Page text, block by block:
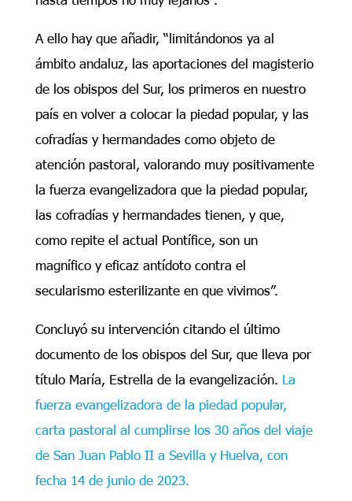
A ello hay que añadir, “limitándonos ya al
ámbito andaluz, las aportaciones del magisterio
de los obispos del Sur, los primeros en nuestro
país en volver a colocar la piedad popular, y las
cofradías y hermandades como objeto de
atención pastoral, valorando muy positivamente
la fuerza evangelizadora que la piedad popular,
las cofradías y hermandades tienen, y que,
como repite el actual Pontífice, son un
magnífico y eficaz antídoto contra el
secularismo esterilizante en que vivimos”.
Concluyó su intervención citando el último
documento de los obispos del Sur, que lleva por
título María, Estrella de la evangelización. La
fuerza evangelizadora de la piedad popular,
carta pastoral al cumplirse los 30 años del viaje
de San Juan Pablo II a Sevilla y Huelva, con
fecha 14 de junio de 2023.